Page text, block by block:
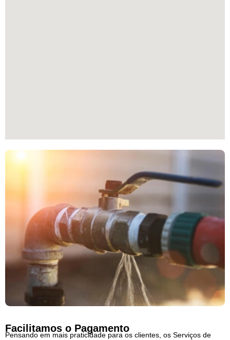
Facilitamos o Pagamento
Pensando em mais praticidade para os clientes, os Serviços de